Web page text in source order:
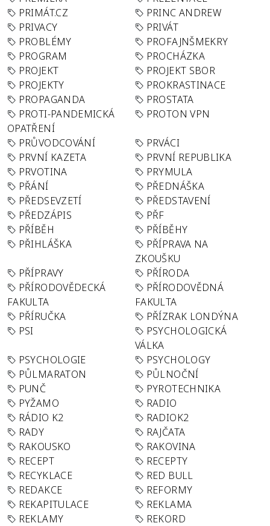
PRIMÁT.CZ
PRINC ANDREW
PRIVACY
PRIVÁT
PROBLÉMY
PROFAJNŠMEKRY
PROGRAM
PROCHÁZKA
PROJEKT
PROJEKT SBOR
PROJEKTY
PROKRASTINACE
PROPAGANDA
PROSTATA
PROTI-PANDEMICKÁ
OPATŘENÍ
PROTON VPN
PRŮVODCOVÁNÍ
PRVÁCI
PRVNÍ KAZETA
PRVNÍ REPUBLIKA
PRVOTINA
PRYMULA
PŘÁNÍ
PŘEDNÁŠKA
PŘEDSEVZETÍ
PŘEDSTAVENÍ
PŘEDZÁPIS
PŘF
PŘÍBĚH
PŘÍBĚHY
PŘIHLÁŠKA
PŘÍPRAVA NA
ZKOUŠKU
PŘÍPRAVY
PŘÍRODA
PŘÍRODOVĚDECKÁ
FAKULTA
PŘÍRODOVĚDNÁ
FAKULTA
PŘÍRUČKA
PŘÍZRAK LONDÝNA
PSI
PSYCHOLOGICKÁ
VÁLKA
PSYCHOLOGIE
PSYCHOLOGY
PŮLMARATON
PŮLNOČNÍ
PUNČ
PYROTECHNIKA
PYŽAMO
RADIO
RÁDIO K2
RADIOK2
RADY
RAJČATA
RAKOUSKO
RAKOVINA
RECEPT
RECEPTY
RECYKLACE
RED BULL
REDAKCE
REFORMY
REKAPITULACE
REKLAMA
REKLAMY
REKORD